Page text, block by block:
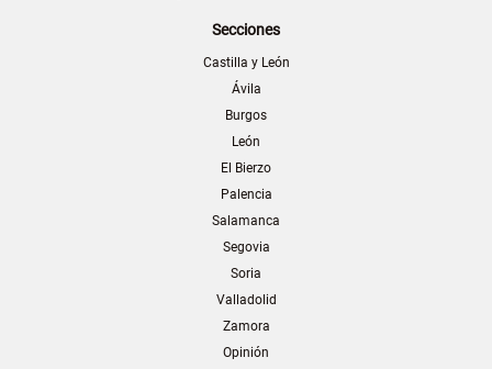
Secciones
Castilla y León
Ávila
Burgos
León
El Bierzo
Palencia
Salamanca
Segovia
Soria
Valladolid
Zamora
Opinión